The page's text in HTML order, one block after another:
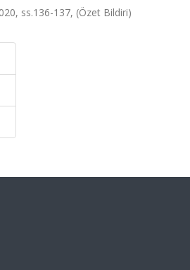
ss.136-137, (Özet Bildiri)